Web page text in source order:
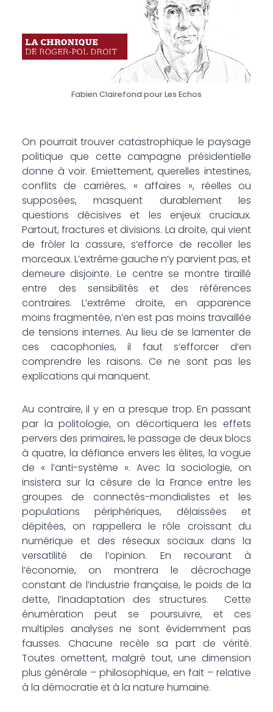
Fabien Clairefond pour Les Echos
On pourrait trouver catastrophique le paysage
politique que cette campagne présidentielle
donne à voir. Emiettement, querelles intestines,
conflits de carrières, « affaires », réelles ou
supposées, masquent durablement les
questions décisives et les enjeux cruciaux.
Partout, fractures et divisions. La droite, qui vient
de frôler la cassure, s’efforce de recoller les
morceaux. L’extrême gauche n’y parvient pas, et
demeure disjointe. Le centre se montre tiraillé
entre des sensibilités et des références
contraires. L’extrême droite, en apparence
moins fragmentée, n’en est pas moins travaillée
de tensions internes. Au lieu de se lamenter de
ces cacophonies, il faut s’efforcer d’en
comprendre les raisons. Ce ne sont pas les
explications qui manquent.
Au contraire, il y en a presque trop. En passant
par la politologie, on décortiquera les effets
pervers des primaires, le passage de deux blocs
à quatre, la défiance envers les élites, la vogue
de « l’anti-système ». Avec la sociologie, on
insistera sur la césure de la France entre les
groupes de connectés-mondialistes et les
populations périphériques, délaissées et
dépitées, on rappellera le rôle croissant du
numérique et des réseaux sociaux dans la
versatilité de l’opinion. En recourant à
l’économie, on montrera le décrochage
constant de l’industrie française, le poids de la
dette, l’inadaptation des structures. Cette
énumération peut se poursuivre, et ces
multiples analyses ne sont évidemment pas
fausses. Chacune recèle sa part de vérité.
Toutes omettent, malgré tout, une dimension
plus générale – philosophique, en fait – relative
à la démocratie et à la nature humaine.